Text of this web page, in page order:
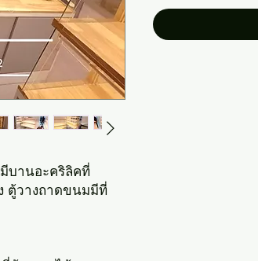
บานอะคริลิคที่
ตู้วางถาดขนมมีที่